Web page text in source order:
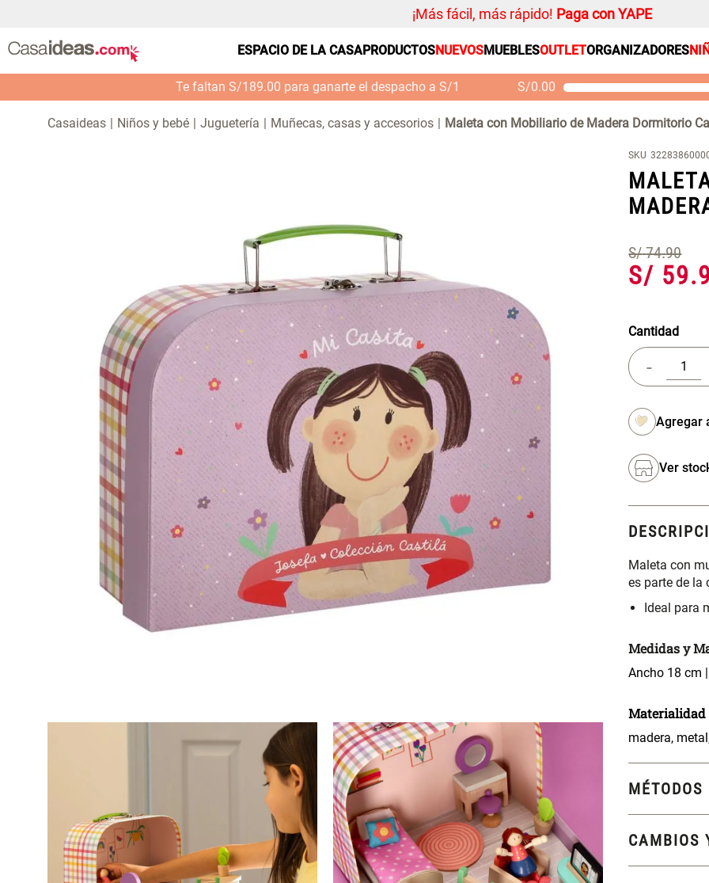
¡Más fácil, más rápido! Paga con YAPE
ESPACIO DE LA CASAPRODUCTOSNUEVOSMUEBLESOUTLETORGANIZADORES
Te faltan S/189.00 para ganarte el despacho a S/1 S/0.00
Niños y bebé Juguetería Muñecas, casas y accesorios Maleta con Mobiliario de Madera Dormitorio
SKU
S/ 74.90
S/ 59.
Cantidad
-
Ver
Maleta con
es parte de la
Ideal para
Medidas y
Ancho 18 cm
Materialidad
madera,
CAMBIOS
Mueble MDF y Madera
Bambú Inodoro con
Puerta 65x28x171 cm
S/ 261.00 S/
Cojin
Alfombra
Cortinas